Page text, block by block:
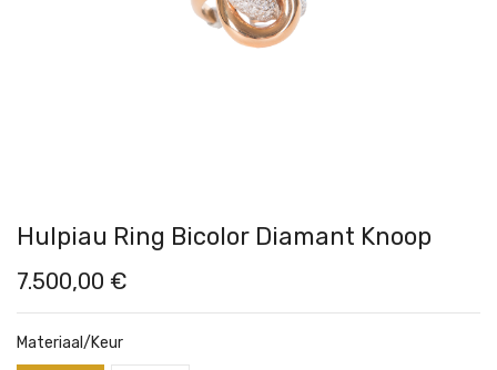
Hulpiau Ring Bicolor Diamant Knoop
7.500,00 €
Materiaal/Keur